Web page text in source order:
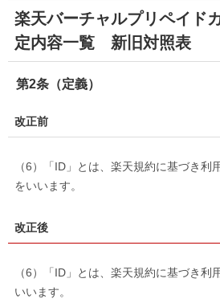
楽天バーチャルプリペイド
定内容一覧 新旧対照表
第2条（定義）
改正前
（6）「ID」とは、楽天規約に基づき利
をいいます。
改正後
（6）「ID」とは、楽天規約に基づき利
いいます。